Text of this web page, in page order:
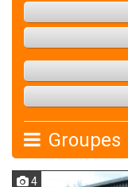
Groupes
4